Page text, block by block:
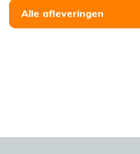
Alle afleveringen